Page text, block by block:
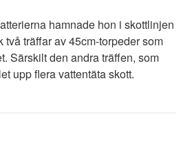
hamnade hon i skottlinjen
två träffar av 45cm-torpeder som
Särskilt den andra träffen, som
upp flera vattentäta skott.